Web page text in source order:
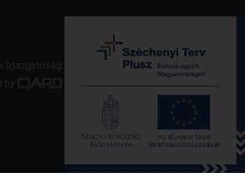
Igazgatóság. Minden jog fenntartva.
by